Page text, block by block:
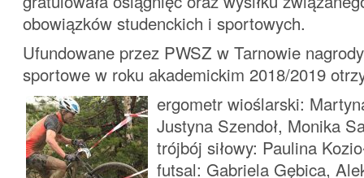
obowiązków studenckich i sportowych.
Ufundowane przez PWSZ w Tarnowie
sportowe w roku akademickim 2018/2019
ergometr wioślarski:
Justyna Szendoł, Monika
trójbój siłowy: Paulina
futsal: Gabriela Gębica,